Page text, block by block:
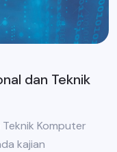
dan Teknik
Komputer
kajian